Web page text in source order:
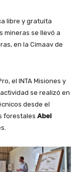
libre y gratuita
mineras se llevó a
en la Cimaav de
el INTA Misiones y
se realizó en
desde el
forestales Abel